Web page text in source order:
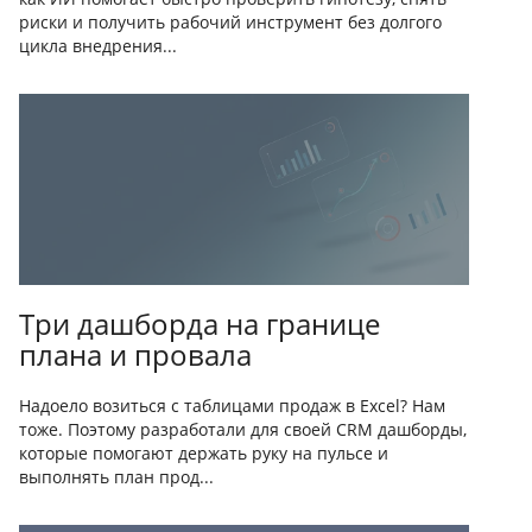
риски и получить рабочий инструмент без долгого
цикла внедрения...
Три дашборда на границе
плана и провала
Надоело возиться с таблицами продаж в Excel? Нам
тоже. Поэтому разработали для своей CRM дашборды,
которые помогают держать руку на пульсе и
выполнять план прод...